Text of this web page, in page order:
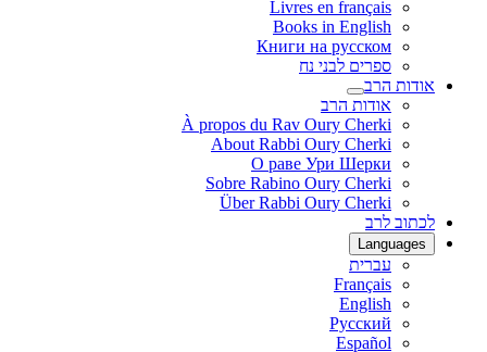
Livres en français
Books in English
Книги на русском
ספרים לבני נח
אודות הרב
אודות הרב
À propos du Rav Oury Cherki
About Rabbi Oury Cherki
О раве Ури Шерки
Sobre Rabino Oury Cherki
Über Rabbi Oury Cherki
לכתוב לרב
Languages
עברית
Français
English
Русский
Español